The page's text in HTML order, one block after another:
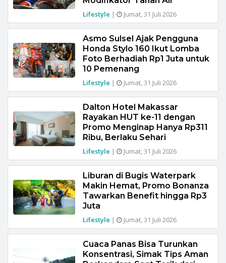
Lifestyle | Jumat, 31 Juli 2026
Asmo Sulsel Ajak Pengguna
Honda Stylo 160 Ikut Lomba
Foto Berhadiah Rp1 Juta untuk
10 Pemenang
Lifestyle | Jumat, 31 Juli 2026
Dalton Hotel Makassar
Rayakan HUT ke-11 dengan
Promo Menginap Hanya Rp311
Ribu, Berlaku Sehari
Lifestyle | Jumat, 31 Juli 2026
Liburan di Bugis Waterpark
Makin Hemat, Promo Bonanza
Tawarkan Benefit hingga Rp3
Juta
Lifestyle | Jumat, 31 Juli 2026
Cuaca Panas Bisa Turunkan
Konsentrasi, Simak Tips Aman